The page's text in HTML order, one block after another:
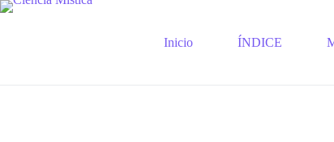
Saltar
Inicio ÍNDICE